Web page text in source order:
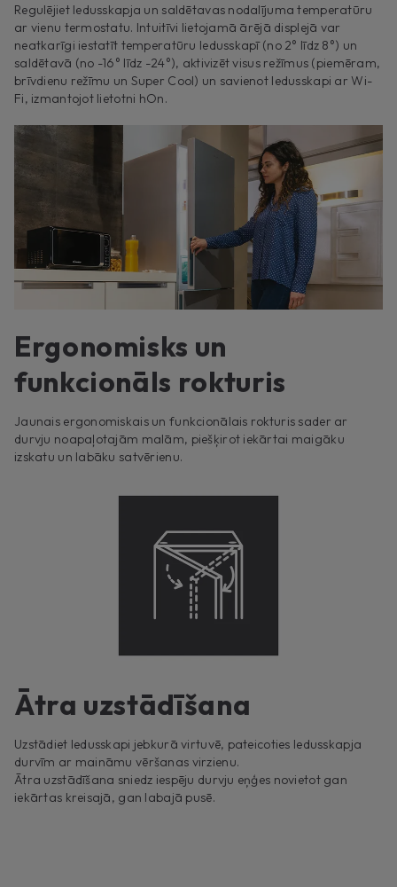
Regulējiet ledusskapja un saldētavas nodalījuma temperatūru
ar vienu termostatu. Intuitīvi lietojamā ārējā displejā var
neatkarīgi iestatīt temperatūru ledusskapī (no 2° līdz 8°) un
saldētavā (no -16° līdz -24°), aktivizēt visus režīmus (piemēram,
brīvdienu režīmu un Super Cool) un savienot ledusskapi ar Wi-
Fi, izmantojot lietotni hOn.
Ergonomisks un
funkcionāls rokturis
Jaunais ergonomiskais un funkcionālais rokturis sader ar
durvju noapaļotajām malām, piešķirot iekārtai maigāku
izskatu un labāku satvērienu.
Ātra uzstādīšana
Uzstādiet ledusskapi jebkurā virtuvē, pateicoties ledusskapja
durvīm ar maināmu vēršanas virzienu.
Ātra uzstādīšana sniedz iespēju durvju eņģes novietot gan
iekārtas kreisajā, gan labajā pusē.